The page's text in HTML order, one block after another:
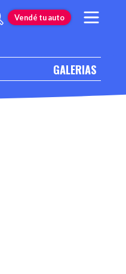
Vendé tu auto
GALERIAS